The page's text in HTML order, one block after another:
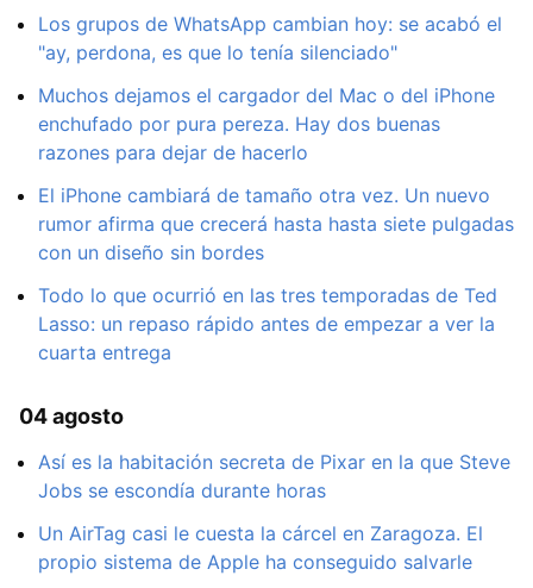
Los grupos de WhatsApp cambian hoy: se acabó el
"ay, perdona, es que lo tenía silenciado"
Muchos dejamos el cargador del Mac o del iPhone
enchufado por pura pereza. Hay dos buenas
razones para dejar de hacerlo
El iPhone cambiará de tamaño otra vez. Un nuevo
rumor afirma que crecerá hasta hasta siete pulgadas
con un diseño sin bordes
Todo lo que ocurrió en las tres temporadas de Ted
Lasso: un repaso rápido antes de empezar a ver la
cuarta entrega
04 agosto
Así es la habitación secreta de Pixar en la que Steve
Jobs se escondía durante horas
Un AirTag casi le cuesta la cárcel en Zaragoza. El
propio sistema de Apple ha conseguido salvarle